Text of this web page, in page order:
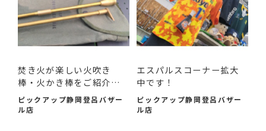
焚き火が楽しい火吹き
棒・火かき棒をご紹介い
たし...
ピックアップ静岡登呂バザー
ル店
エスパルスコーナー拡大
中です！
ピックアップ静岡登呂バザー
ル店